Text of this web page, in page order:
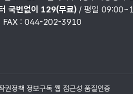
국번없이 129(무료) / 평일
FAX : 044-202-3910
권정책 정보구독 웹 접근성 품질인증